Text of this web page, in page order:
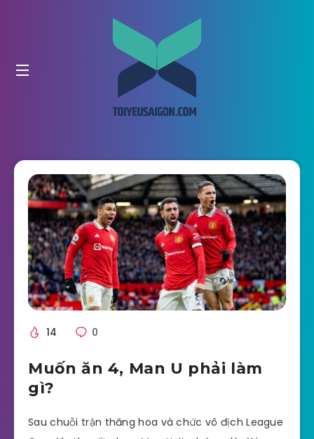
14 0
Muốn ăn 4, Man U phải làm
gì?
Sau chuỗi trận thăng hoa và chức vô địch League